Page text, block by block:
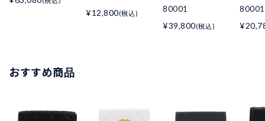
¥12,800(税込)
80001
¥39,800(税込)
80001
おすすめ商品